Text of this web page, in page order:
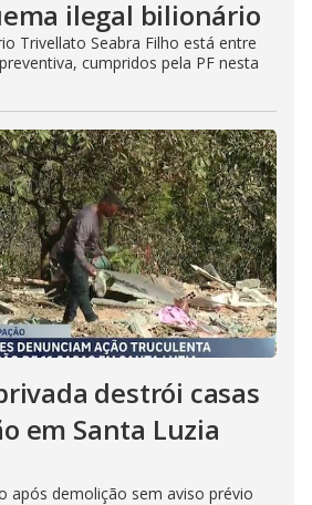
ilegal bilionário
Trivellato Seabra Filho está entre
cumpridos pela PF nesta
destrói casas
em Santa Luzia
após demolição sem aviso prévio